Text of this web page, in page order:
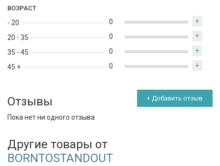
ВОЗРАСТ
- 20
20 - 35
35 - 45
45 +
0 +
0 +
0 +
0 +
Отзывы + Добавить отзыв
Пока нет ни одного отзыва
Другие товары от
BORNTOSTANDOUT